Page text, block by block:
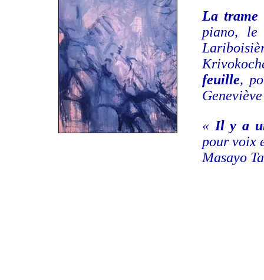
La trame
piano,
feuille,
«Il y a
pour voix
Masayo